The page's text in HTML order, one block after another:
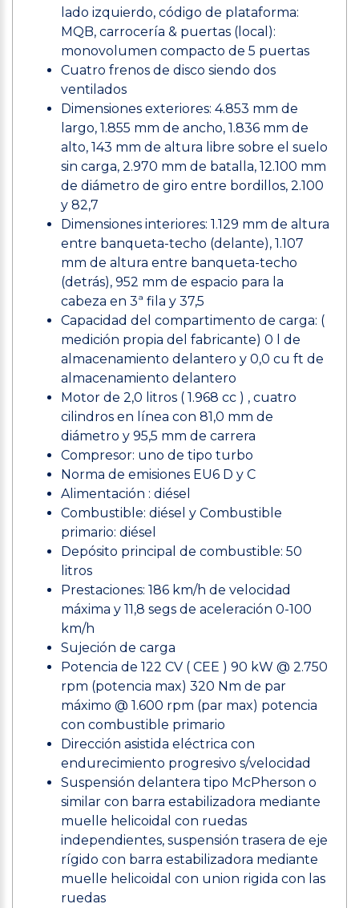
lado izquierdo, código de plataforma:
MQB, carrocería & puertas (local):
monovolumen compacto de 5 puertas
Cuatro frenos de disco siendo dos
ventilados
Dimensiones exteriores: 4.853 mm de
largo, 1.855 mm de ancho, 1.836 mm de
alto, 143 mm de altura libre sobre el suelo
sin carga, 2.970 mm de batalla, 12.100 mm
de diámetro de giro entre bordillos, 2.100
y 82,7
Dimensiones interiores: 1.129 mm de altura
entre banqueta-techo (delante), 1.107
mm de altura entre banqueta-techo
(detrás), 952 mm de espacio para la
cabeza en 3ª fila y 37,5
Capacidad del compartimento de carga: (
medición propia del fabricante) 0 l de
almacenamiento delantero y 0,0 cu ft de
almacenamiento delantero
Motor de 2,0 litros ( 1.968 cc ) , cuatro
cilindros en línea con 81,0 mm de
diámetro y 95,5 mm de carrera
Compresor: uno de tipo turbo
Norma de emisiones EU6 D y C
Alimentación : diésel
Combustible: diésel y Combustible
primario: diésel
Depósito principal de combustible: 50
litros
Prestaciones: 186 km/h de velocidad
máxima y 11,8 segs de aceleración 0-100
km/h
Sujeción de carga
Potencia de 122 CV ( CEE ) 90 kW @ 2.750
rpm (potencia max) 320 Nm de par
máximo @ 1.600 rpm (par max) potencia
con combustible primario
Dirección asistida eléctrica con
endurecimiento progresivo s/velocidad
Suspensión delantera tipo McPherson o
similar con barra estabilizadora mediante
muelle helicoidal con ruedas
independientes, suspensión trasera de eje
rígido con barra estabilizadora mediante
muelle helicoidal con union rigida con las
ruedas